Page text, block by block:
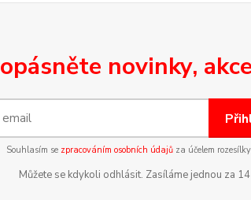
novinky,
Souhlasím se zpracováním osobních údajůza účelem
Můžete se kdykoli odhlásit. Zasíláme jednou za